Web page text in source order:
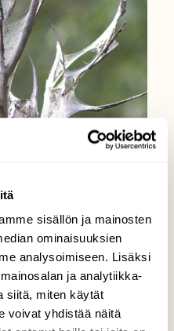
sisällön ja mainosten
ominaisuuksien
analysoimiseen. Lisäksi
ja analytiikka-
siitä, miten käytät
voivat yhdistää näitä